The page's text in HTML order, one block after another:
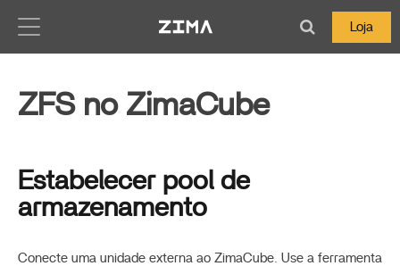
Loja
ZFS no ZimaCube
Estabelecer pool de
armazenamento
Conecte uma unidade externa ao ZimaCube. Use a ferramenta